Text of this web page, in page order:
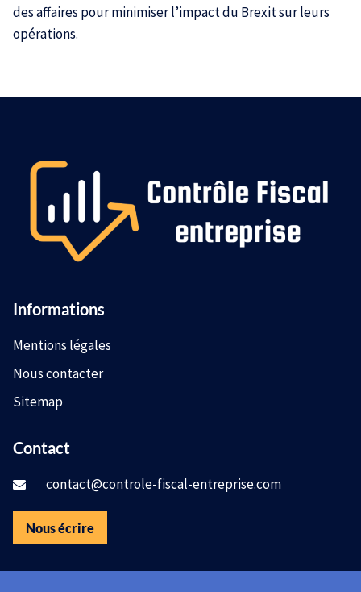
des affaires pour minimiser l’impact du Brexit sur leurs
opérations.
Informations
Mentions légales
Nous contacter
Sitemap
Contact
contact@controle-fiscal-entreprise.com
Nous écrire